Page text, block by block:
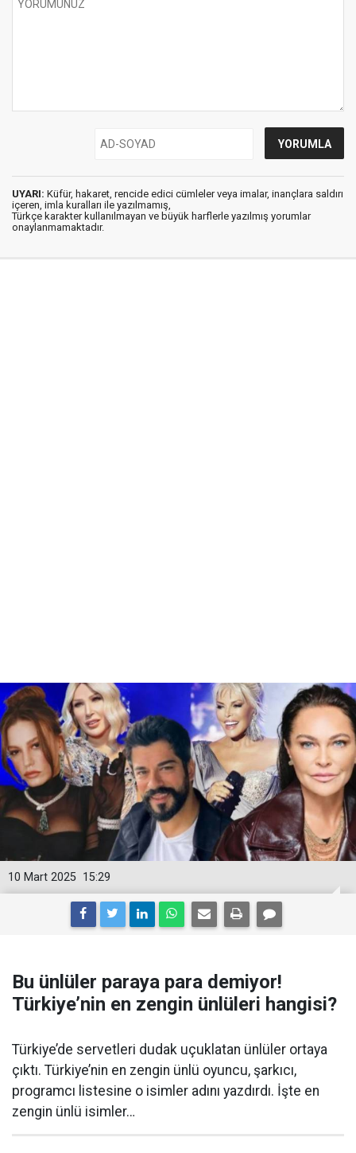
UYARI: Küfür, hakaret, rencide edici cümleler veya imalar, inançlara saldırı
içeren, imla kuralları ile yazılmamış,
Türkçe karakter kullanılmayan ve büyük harflerle yazılmış yorumlar
onaylanmamaktadır.
15:29
10 Mart 2025
Bu ünlüler paraya para demiyor!
Türkiye’nin en zengin ünlüleri hangisi?
Türkiye’de servetleri dudak uçuklatan ünlüler ortaya
çıktı. Türkiye’nin en zengin ünlü oyuncu, şarkıcı,
programcı listesine o isimler adını yazdırdı. İşte en
zengin ünlü isimler…